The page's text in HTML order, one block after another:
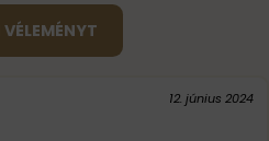
12. június 2024